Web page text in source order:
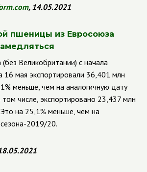
.com, 14.05.2021
пшеницы из Евросоюза
Великобритании) с начала
16 мая экспортировали 36,401 млн
меньше, чем на аналогичную дату
числе, экспортировано 23,437 млн
на 25,1% меньше, чем на
2019/20.